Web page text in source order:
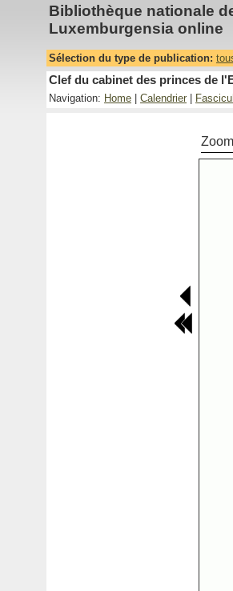
Bibliothèque nationale
Luxemburgensia online
Sélection du type de publication:
Clef du cabinet des princes de
Navigation: Home Calendrier
Zoom